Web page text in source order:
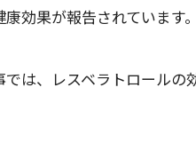
効果が報告されています。
では、レスベラトロール